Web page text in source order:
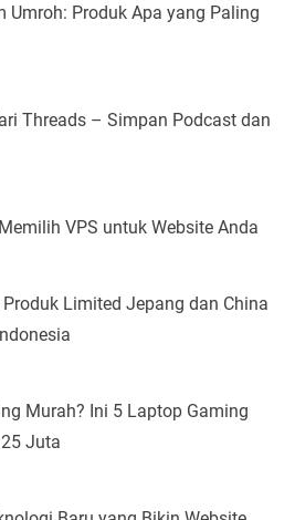
Umroh: Produk Apa yang Paling
Threads – Simpan Podcast dan
VPS untuk Website Anda
Limited Jepang dan China
Murah? Ini 5 Laptop Gaming
Juta